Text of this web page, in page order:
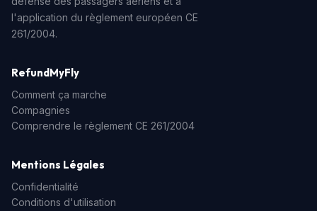
l'application du règlement européen CE
261/2004.
RefundMyFly
Comment ça marche
Compagnies
Comprendre le règlement CE 261/2004
Mentions Légales
Confidentialité
Conditions d'utilisation